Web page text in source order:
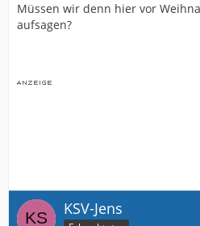
Müssen wir denn hier vor
aufsagen?
KSV-Jens